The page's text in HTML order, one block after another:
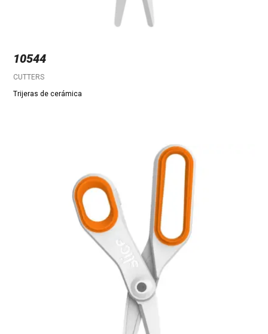
10544
CUTTERS
Trijeras de cerámica